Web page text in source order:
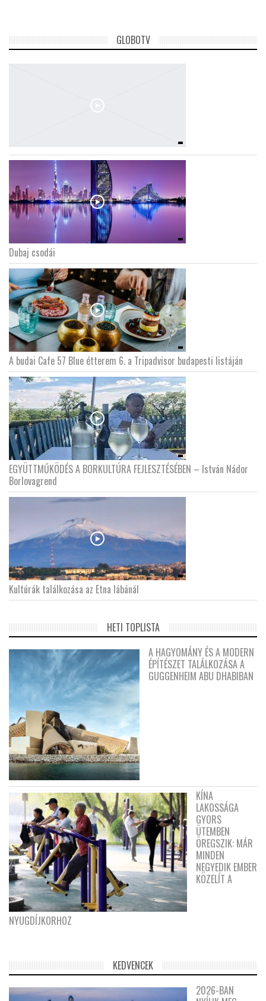
GLOBOTV
Dubaj csodái
A budai Cafe 57 Blue étterem 6. a Tripadvisor budapesti listáján
EGYÜTTMŰKÖDÉS A BORKULTÚRA FEJLESZTÉSÉBEN – István Nádor
Borlovagrend
Kultúrák találkozása az Etna lábánál
HETI TOPLISTA
A HAGYOMÁNY ÉS A MODERN
ÉPÍTÉSZET TALÁLKOZÁSA A
GUGGENHEIM ABU DHABIBAN
KÍNA
LAKOSSÁGA
GYORS
ÜTEMBEN
ÖREGSZIK: MÁR
MINDEN
NEGYEDIK EMBER
KÖZELÍT A
NYUGDÍJKORHOZ
KEDVENCEK
2026-BAN